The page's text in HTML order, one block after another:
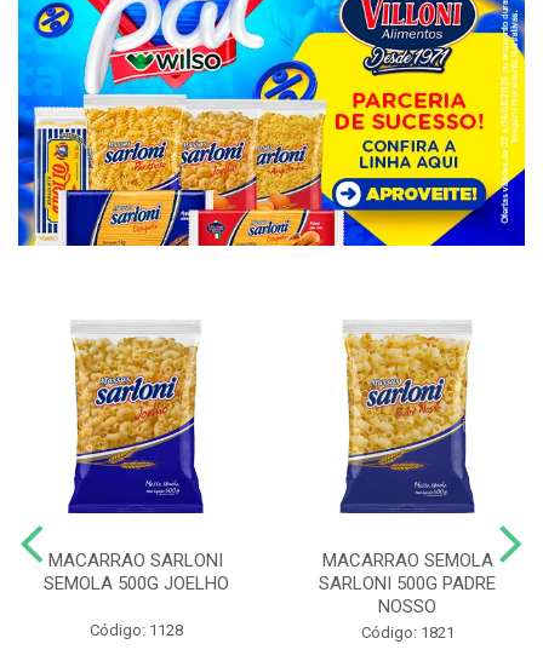
MACARRAO SARLONI
SEMOLA 500G JOELHO
Código: 1128
MACARRAO SEMOLA
SARLONI 500G PADRE
NOSSO
Código: 1821